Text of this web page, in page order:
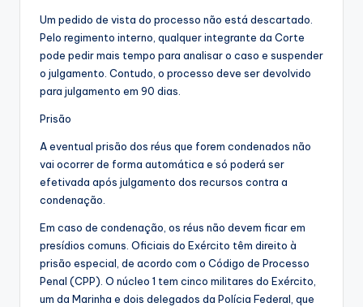
Um pedido de vista do processo não está descartado.
Pelo regimento interno, qualquer integrante da Corte
pode pedir mais tempo para analisar o caso e suspender
o julgamento. Contudo, o processo deve ser devolvido
para julgamento em 90 dias.
Prisão
A eventual prisão dos réus que forem condenados não
vai ocorrer de forma automática e só poderá ser
efetivada após julgamento dos recursos contra a
condenação.
Em caso de condenação, os réus não devem ficar em
presídios comuns. Oficiais do Exército têm direito à
prisão especial, de acordo com o Código de Processo
Penal (CPP). O núcleo 1 tem cinco militares do Exército,
um da Marinha e dois delegados da Polícia Federal, que